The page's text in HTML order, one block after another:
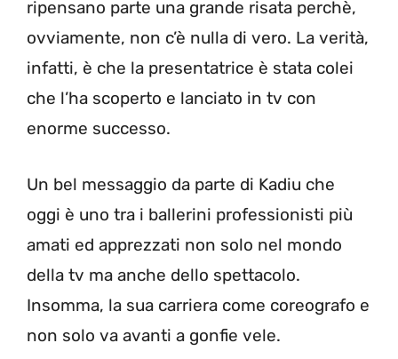
ripensano parte una grande risata perchè,
ovviamente, non c’è nulla di vero. La verità,
infatti, è che la presentatrice è stata colei
che l’ha scoperto e lanciato in tv con
enorme successo.
Un bel messaggio da parte di Kadiu che
oggi è uno tra i ballerini professionisti più
amati ed apprezzati non solo nel mondo
della tv ma anche dello spettacolo.
Insomma, la sua carriera come coreografo e
non solo va avanti a gonfie vele.